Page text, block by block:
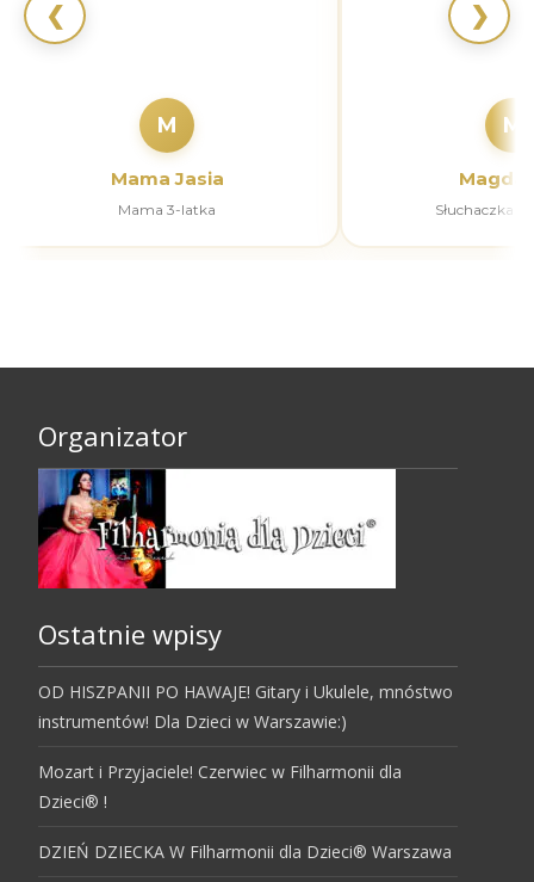
❮
M
Mama Jasia
Mama 3-latka
M
Słuchaczka
❯
Organizator
Ostatnie wpisy
OD HISZPANII PO HAWAJE! Gitary i Ukulele, mnóstwo
instrumentów! Dla Dzieci w Warszawie:)
Mozart i Przyjaciele! Czerwiec w Filharmonii dla
Dzieci® !
DZIEŃ DZIECKA W Filharmonii dla Dzieci® Warszawa